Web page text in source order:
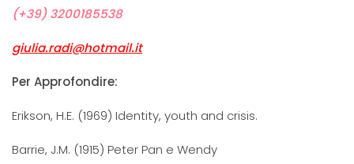
(+39) 3200185538
giulia.radi@hotmail.it
Per Approfondire:
Erikson, H.E. (1969) Identity, youth and crisis.
Barrie, J.M. (1915) Peter Pan e Wendy